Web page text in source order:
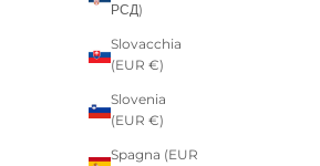
РСД)
Slovacchia
(EUR €)
Slovenia
(EUR €)
Spagna (EUR